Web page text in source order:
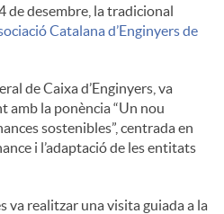
de desembre, la tradicional
Catalana d’Enginyers de
de Caixa d’Enginyers, va
amb la ponència “Un nou
sostenibles”, centrada en
i l’adaptació de les entitats
va realitzar una visita guiada a la